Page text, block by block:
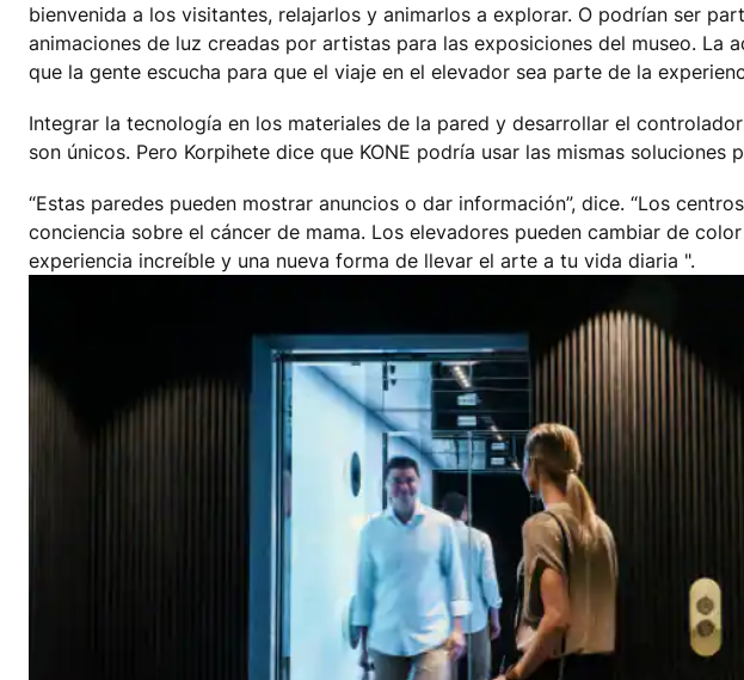
bienvenida a los visitantes, relajarlos y animarlos a explorar. O podrían ser
animaciones de luz creadas por artistas para las exposiciones del museo.
que la gente escucha para que el viaje en el elevador sea parte de la
Integrar la tecnología en los materiales de la pared y desarrollar el
son únicos. Pero Korpihete dice que KONE podría usar las mismas soluciones
“Estas paredes pueden mostrar anuncios o dar información”, dice. “Los
conciencia sobre el cáncer de mama. Los elevadores pueden cambiar de
experiencia increíble y una nueva forma de llevar el arte a tu vida diaria ".